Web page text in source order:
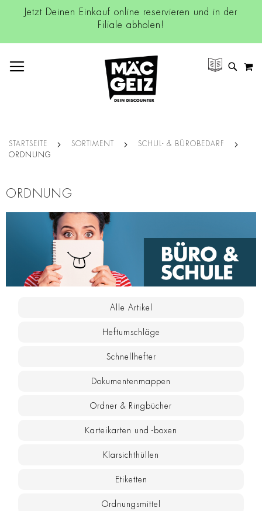
Jetzt Deinen Einkauf online reservieren und in der
Filiale abholen!
SUCHE
STARTSEITE SORTIMENT
SCHUL- & BÜROBEDARF
ORDNUNG
ORDNUNG
Alle Artikel
Heftumschläge
Schnellhefter
Dokumentenmappen
Ordner & Ringbücher
Karteikarten und -boxen
Klarsichthüllen
Etiketten
Ordnungsmittel